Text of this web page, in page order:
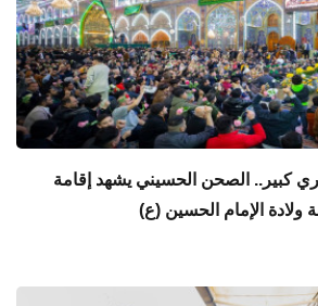
كبير.. الصحن الحسيني يشهد إقامة
ولادة الإمام الحسين (ع)